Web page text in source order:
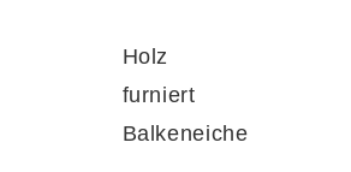
Holz
furniert
Balkeneiche